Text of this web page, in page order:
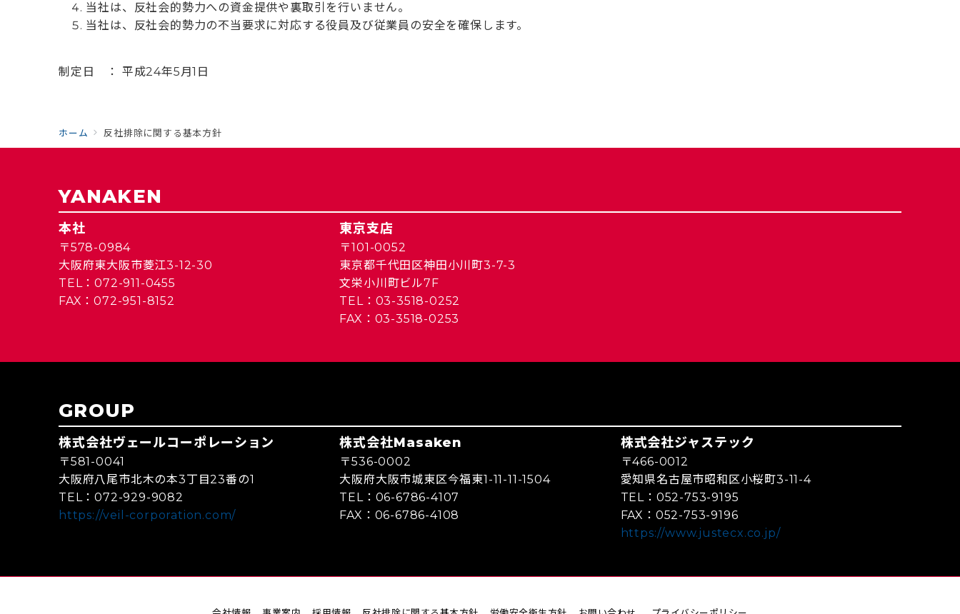
当社は、反社会的勢力への資金提供や裏取引を行いません。
当社は、反社会的勢力の不当要求に対応する役員及び従業員の安全を確保します。
制定日 ： 平成24年5月1日
ホーム 反社排除に関する基本方針
YANAKEN
本社
〒578-0984
大阪府東大阪市菱江3-12-30
TEL：072-911-0455
FAX：072-951-8152
東京支店
〒101-0052
東京都千代田区神田小川町3-7-3
文栄小川町ビル7F
TEL：03-3518-0252
FAX：03-3518-0253
GROUP
株式会社ヴェールコーポレーション
〒581-0041
大阪府八尾市北木の本3丁目23番の1
TEL：072-929-9082
https://veil-corporation.com/
株式会社Masaken
〒536-0002
大阪府大阪市城東区今福東1-11-11-1504
TEL：06-6786-4107
FAX：06-6786-4108
株式会社ジャステック
〒466-0012
愛知県名古屋市昭和区小桜町3-11-4
TEL：052-753-9195
FAX：052-753-9196
https://www.justecx.co.jp/